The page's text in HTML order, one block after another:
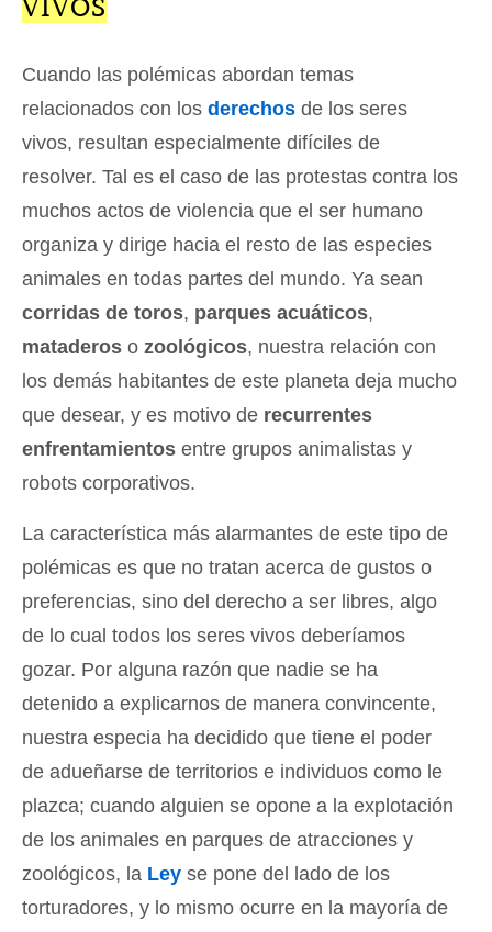
VIVOS
Cuando las polémicas abordan temas
relacionados con los derechos de los seres
vivos, resultan especialmente difíciles de
resolver. Tal es el caso de las protestas contra los
muchos actos de violencia que el ser humano
organiza y dirige hacia el resto de las especies
animales en todas partes del mundo. Ya sean
corridas de toros, parques acuáticos,
mataderos o zoológicos, nuestra relación con
los demás habitantes de este planeta deja mucho
que desear, y es motivo de recurrentes
enfrentamientos entre grupos animalistas y
robots corporativos.
La característica más alarmantes de este tipo de
polémicas es que no tratan acerca de gustos o
preferencias, sino del derecho a ser libres, algo
de lo cual todos los seres vivos deberíamos
gozar. Por alguna razón que nadie se ha
detenido a explicarnos de manera convincente,
nuestra especia ha decidido que tiene el poder
de adueñarse de territorios e individuos como le
plazca; cuando alguien se opone a la explotación
de los animales en parques de atracciones y
zoológicos, la Ley se pone del lado de los
torturadores, y lo mismo ocurre en la mayoría de